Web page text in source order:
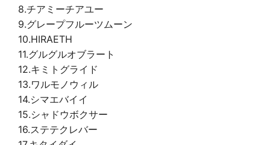
8.チアミーチアユー
9.グレープフルーツムーン
10.HIRAETH
11.グルグルオブラート
12.キミトグライド
13.ワルモノウィル
14.シマエバイイ
15.シャドウボクサー
16.ステテクレバー